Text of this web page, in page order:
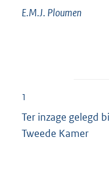
E.M.J. Ploumen
1
Ter inzage gelegd
Tweede Kamer